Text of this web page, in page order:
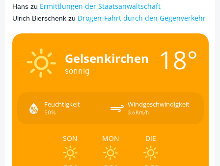
Hans zu Ermittlungen der Staatsanwaltschaft
Ulrich Bierschenk zu Drogen-Fahrt durch den Gegenverkehr
Gelsenkirchen
sonnig 18°
Feuchtigkeit
50%
Windgeschwindigkeit
3.6Km/h
SON MON DIE